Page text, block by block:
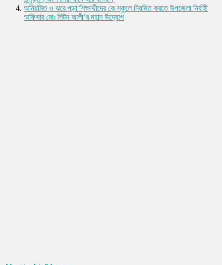
অনিয়মিত ও ঝরে পড়া শিক্ষার্থীদের কে স্কুলে নিয়মিত করতে উপজেলা নির্বাহী
অফিসার মোঃ লিটন আলী’র মহান উদ্যোগ